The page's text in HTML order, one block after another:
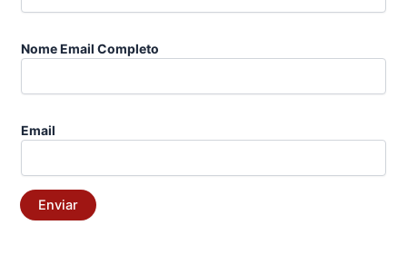
Nome Email Completo
Email
Enviar